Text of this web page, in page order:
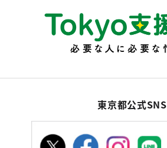
東京都公式SNS